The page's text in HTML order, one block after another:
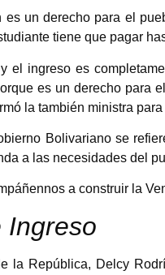
un derecho para el
tiene que pagar
el ingreso es
es un derecho para
la también ministra
Bolivariano se
a las necesidades del
a construir la
Ingreso
la República, Delcy